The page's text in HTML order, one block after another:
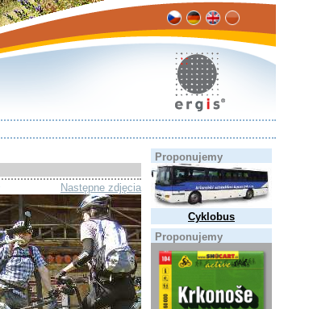
Następne zdjęcia
Proponujemy
Cyklobus
Proponujemy